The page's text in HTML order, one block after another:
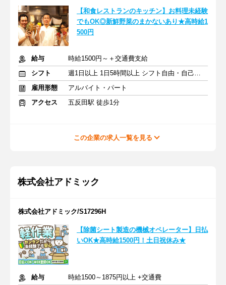
【和食レストランのキッチン】お料理未経験
でもOK◎新鮮野菜のまかないあり★高時給1
500円
給与
時給1500円～＋交通費支給
シフト
週1日以上 1日5時間以上 シフト自由・自己申告
雇用形態
アルバイト・パート
アクセス
五反田駅 徒歩1分
この企業の求人一覧を見る
株式会社アドミック
株式会社アドミック/S17296H
【除菌シート製造の機械オペレーター】日払
いOK★高時給1500円！土日祝休み★
給与
時給1500～1875円以上 +交通費